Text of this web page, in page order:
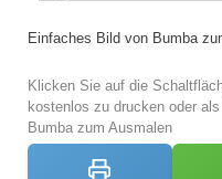
Einfaches Bild von Bumba
Klicken Sie auf die
kostenlos zu drucken oder
Bumba zum Ausmalen